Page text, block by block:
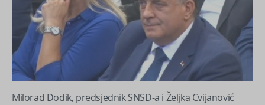
Milorad Dodik, predsjednik SNSD-a i Željka Cvijanović